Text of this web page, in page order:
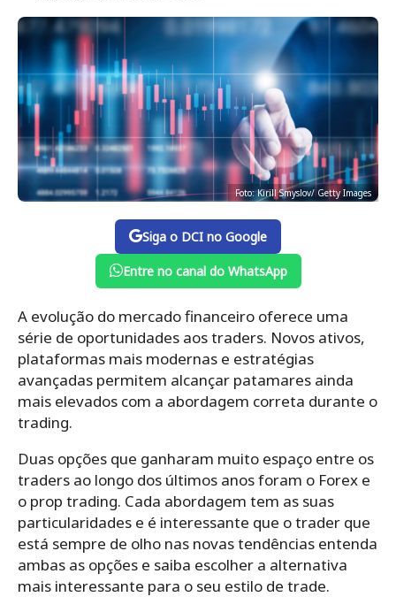
Foto: Kirill Smyslov/ Getty Images
Siga o DCI no Google
Entre no canal do WhatsApp
A evolução do mercado financeiro oferece uma
série de oportunidades aos traders. Novos ativos,
plataformas mais modernas e estratégias
avançadas permitem alcançar patamares ainda
mais elevados com a abordagem correta durante o
trading.
Duas opções que ganharam muito espaço entre os
traders ao longo dos últimos anos foram o Forex e
o prop trading. Cada abordagem tem as suas
particularidades e é interessante que o trader que
está sempre de olho nas novas tendências entenda
ambas as opções e saiba escolher a alternativa
mais interessante para o seu estilo de trade.